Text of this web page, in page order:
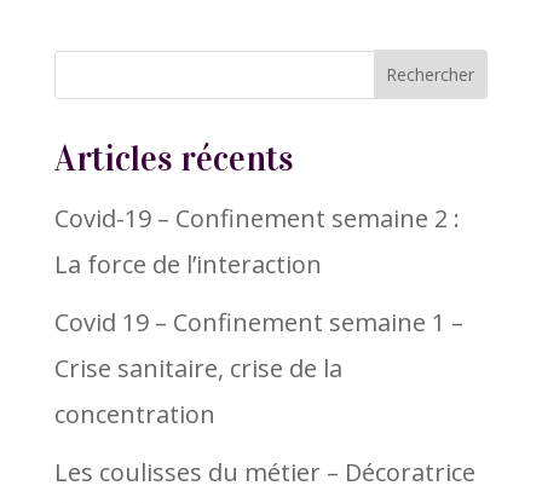
Articles récents
Covid-19 – Confinement semaine 2 :
La force de l’interaction
Covid 19 – Confinement semaine 1 –
Crise sanitaire, crise de la
concentration
Les coulisses du métier – Décoratrice